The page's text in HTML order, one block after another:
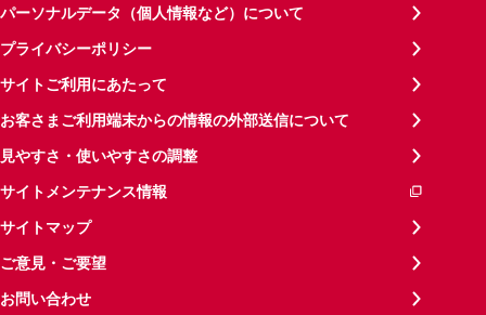
パーソナルデータ（個人情報など）について
プライバシーポリシー
サイトご利用にあたって
お客さまご利用端末からの情報の外部送信について
見やすさ・使いやすさの調整
サイトメンテナンス情報
サイトマップ
ご意見・ご要望
お問い合わせ